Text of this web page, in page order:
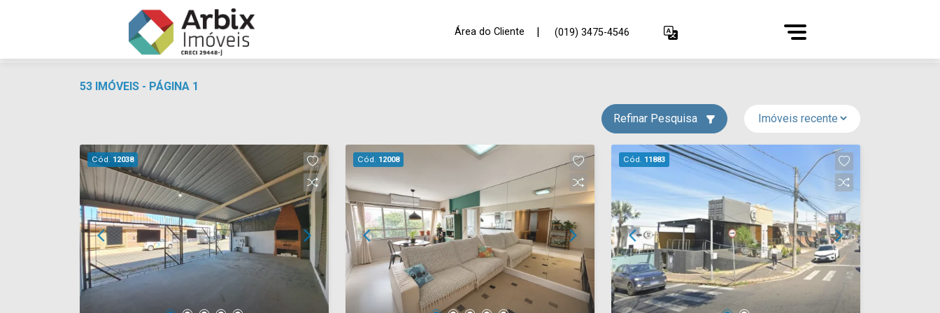
Área do Cliente | (019) 3475-4546
53 IMÓVEIS - PÁGINA 1
Refinar Pesquisa
Cód. 12038 Cód. 12008 Cód. 11883